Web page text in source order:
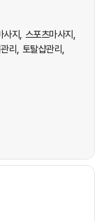
사지
스포츠마사지
리
토탈샵관리